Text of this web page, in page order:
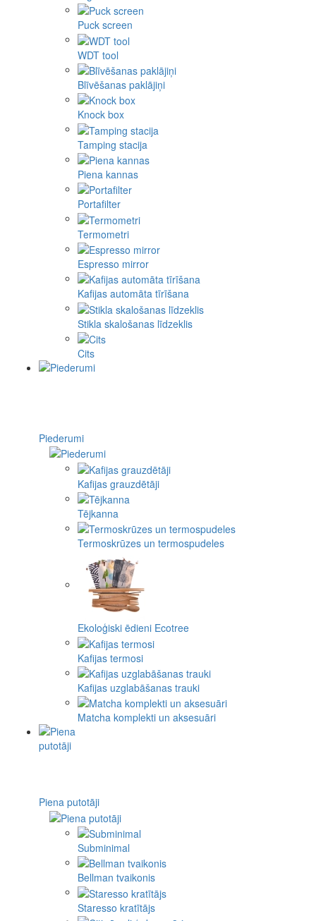
Puck screen
WDT tool
Blīvēšanas paklājiņi
Knock box
Tamping stacija
Piena kannas
Portafilter
Termometri
Espresso mirror
Kafijas automāta tīrīšana
Stikla skalošanas līdzeklis
Cits
Piederumi
Kafijas grauzdētāji
Tējkanna
Termoskrūzes un termospudeles
Ekoloģiski ēdieni Ecotree
Kafijas termosi
Kafijas uzglabāšanas trauki
Matcha komplekti un aksesuāri
Piena putotāji
Subminimal
Bellman tvaikonis
Staresso kratītājs